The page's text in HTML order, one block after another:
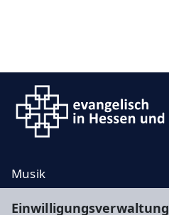
Einwilligungsverwaltung
Musik